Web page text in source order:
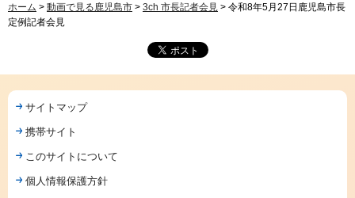
ホーム > 動画で見る鹿児島市 > 3ch 市長記者会見 > 令和8年5月27日鹿児島市長
定例記者会見
サイトマップ
携帯サイト
このサイトについて
個人情報保護方針